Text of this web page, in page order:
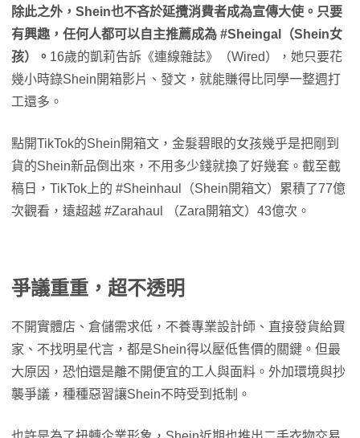
除此之外，Shein也不吝於延攬消費者成為宣傳大使。只要
有興趣，任何人都可以自主推薦成為 #Sheingal（Shein女
孩）。 16歲的凱莉告訴《連線雜誌》（Wired），她只要花
幾小時錄Shein開箱影片、發文，就能賺得比同學一整週打
工還多。
點開TikTok的Shein開箱文，金髮碧眼的女孩幾乎是把剛到
貨的Shein新品倒出來，不用多少錢就換了好幾套。截至截
稿日，TikTok上的 #Sheinhaul（Shein開箱文）累積了77億
次觀看，遠超越 #Zarahaul （Zara開箱文）43億次。
爭議重重，超不透明
不開實體店、倉儲需求低，不養專業設計師、直接發貨給買
家、不找明星代言，都是Shein得以壓低售價的關鍵。但最
大原因，恐怕還是離不開便宜的工人與面料。外加環境與抄
襲爭議，種種惡習讓Shein不時受到抵制。